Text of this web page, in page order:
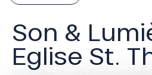
Son &
Eglise St.